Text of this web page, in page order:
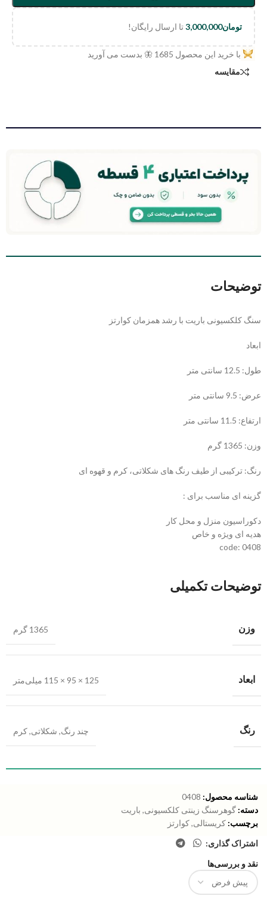
تومان3,000,000تا ارسال رایگان!
با خرید این محصول 1685 🦋 بدست می آورید
مقایسه
توضیحات
سنگ کلکسیونی باریت با رشد همزمان کوارتز
ابعاد
طول: 12.5 سانتی متر
عرض: 9.5 سانتی متر
ارتفاع: 11.5 سانتی متر
وزن: 1365 گرم
رنگ: ترکیبی از طیف رنگ های شکلاتی، کرم و قهوه ای
گزینه ای مناسب برای :
دکوراسیون منزل و محل کار
هدیه ای ویژه و خاص
code: 0408
توضیحات تکمیلی
وزن 1365 گرم
ابعاد 125 × 95 × 115 میلی‌متر
رنگ چند رنگ, شکلاتی,کرم
شناسه محصول: 0408
دسته: گوهرسنگ زینتی کلکسیونی, باریت
برچسب: کریستالی,کوارتز
اشتراک گذاری:
نقد و بررسی‌ها